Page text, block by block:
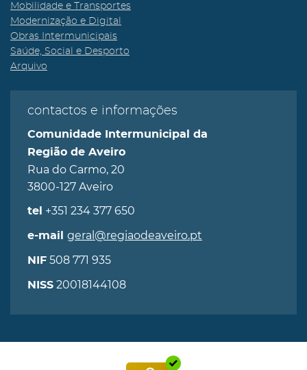
Mobilidade e Transportes
Modernização e Digital
Obras Intermunicipais
Saúde, Social e Desporto
Arquivo
contactos e informações
Comunidade Intermunicipal da
Região de Aveiro
Rua do Carmo, 20
3800-127 Aveiro
tel +351 234 377 650
e-mail geral@regiaodeaveiro.pt
NIF 508 771 935
NISS 20018144108